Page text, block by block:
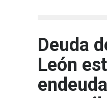
Deuda
León